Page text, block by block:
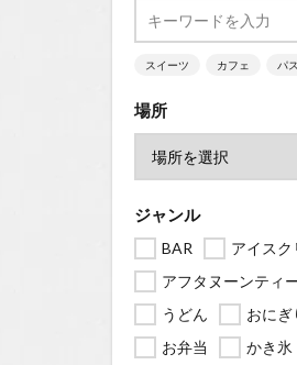
スイーツ カフェ パ
場所
ジャンル
BAR
アイスク
アフタヌーンティ
うどん
おにぎ
お弁当
かき氷